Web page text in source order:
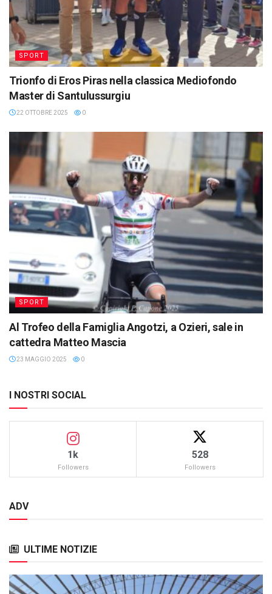
SPORT
Trionfo di Eros Piras nella classica Mediofondo
Master di Santulussurgiu
22 OTTOBRE 2025 0
SPORT
Al Trofeo della Famiglia Angotzi, a Ozieri, sale in
cattedra Matteo Mascia
23 MAGGIO 2025 0
I NOSTRI SOCIAL
1k
Followers
528
Followers
ADV
ULTIME NOTIZIE